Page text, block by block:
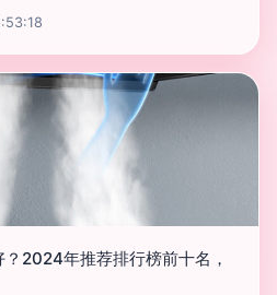
2024年推荐排行榜前十名，